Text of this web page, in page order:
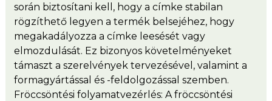
során biztosítani kell, hogy a címke stabilan
rögzíthető legyen a termék belsejéhez, hogy
megakadályozza a címke leesését vagy
elmozdulását. Ez bizonyos követelményeket
támaszt a szerelvények tervezésével, valamint a
formagyártással és -feldolgozással szemben.
Fröccsöntési folyamatvezérlés: A fröccsöntési